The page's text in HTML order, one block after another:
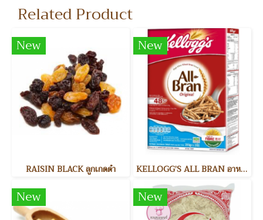
Related Product
New
RAISIN BLACK ลูกเกดดำ
New
KELLOGG’S ALL BRAN อาหารเช้า
New New